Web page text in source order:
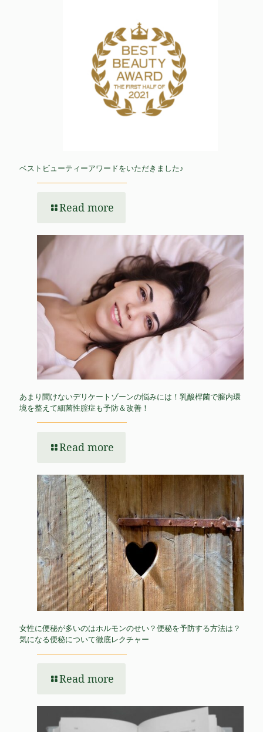
ベストビューティーアワードをいただきました♪
Read more
あまり聞けないデリケートゾーンの悩みには！乳酸桿菌で膣内環
境を整えて細菌性腟症も予防＆改善！
Read more
女性に便秘が多いのはホルモンのせい？便秘を予防する方法は？
気になる便秘について徹底レクチャー
Read more